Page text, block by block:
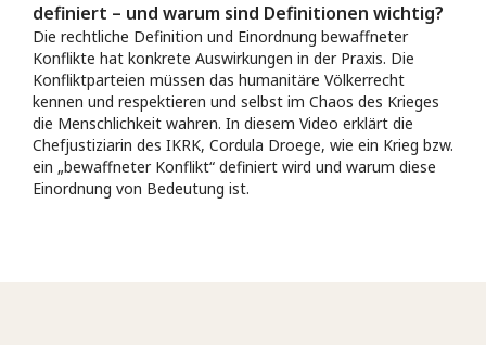
definiert – und warum sind Definitionen wichtig?
Die rechtliche Definition und Einordnung bewaffneter
Konflikte hat konkrete Auswirkungen in der Praxis. Die
Konfliktparteien müssen das humanitäre Völkerrecht
kennen und respektieren und selbst im Chaos des Krieges
die Menschlichkeit wahren. In diesem Video erklärt die
Chefjustiziarin des IKRK, Cordula Droege, wie ein Krieg bzw.
ein „bewaffneter Konflikt“ definiert wird und warum diese
Einordnung von Bedeutung ist.